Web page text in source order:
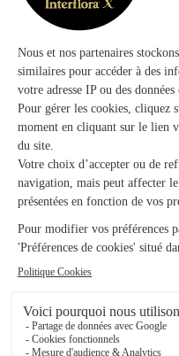
Harmonie Florale
Monsempron Libos
★★★★★4.3 (68)
13 place centrale
Voir la boutique